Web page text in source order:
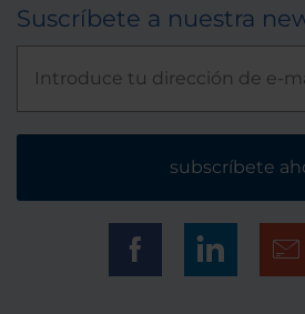
Suscríbete a nuestra
subscríbete